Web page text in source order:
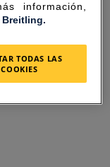
información,
TODAS LAS
COOKIES